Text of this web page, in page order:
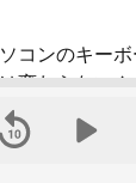
コンのキー
変わらない